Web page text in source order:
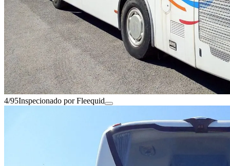
4/95Inspecionado por Fleequid